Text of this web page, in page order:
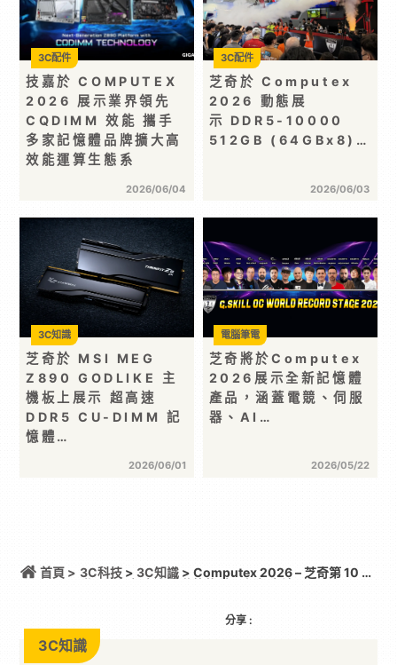
技嘉於 COMPUTEX
2026 展示業界領先
CQDIMM 效能 攜手
多家記憶體品牌擴大高
效能運算生態系
2026/06/04
3C配件
芝奇於 Computex
2026 動態展
示 DDR5-10000
512GB (64GBx8)…
2026/06/03
3C配件
芝奇於 MSI MEG
Z890 GODLIKE 主
機板上展示 超高速
DDR5 CU-DIMM 記
憶體…
2026/06/01
3C知識
芝奇將於Computex
2026展示全新記憶體
產品，涵蓋電競、伺服
器、AI…
2026/05/22
電腦筆電
首頁 > 3C科技> 3C知識> Computex 2026 – 芝奇第 10 屆
分享 :
3C知識